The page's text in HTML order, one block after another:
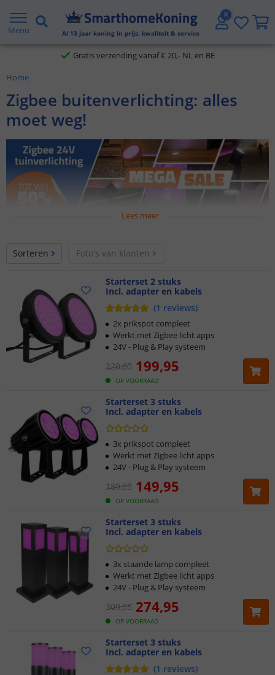
Menu Al 13 jaar koning in prijs, kwaliteit & service
2 jaar garantie
Gratis verzending vanaf € 20,- NL en BE
morgen in huis
Home
Zigbee buitenverlichting: alles
moet weg!
. Koppel lampen eenvoudig aan elkaar, bedien
alles overzichtelijk via uw smartphone, stel scènes in voor elk
tot wel 50%!
Volledig Zigbee geïntegreerd: elk apparaat versterkt het
signaal voor extra bereik en betrouwbaarheid, zonder
afhankelijk te zijn van wifi.
•Bedien alles in één app : werkt met bekende platforms zoals
Tuya, Smart Life
en IKEA, én met honderden Zigbee-apparaten.
Slimme scènes & automatiseringen: stel routines in voor
: snel te installeren zonder technische kennis
Profiteer nu van kortingentot wel 50%
actievoorraad!Let op:Om deze verlichting aan te sturen is
een Zigbee hub vereist. Wees er snel bij, deze actie geldt
met 17 mei
Lees meer
Sorteren Foto's van klanten
Starterset 2 stuks
Incl. adapter en kabels
(1 reviews)
OP VOORRAAD
220,60 199,95
2x prikspot compleet
Werkt met Zigbee licht apps
24V - Plug & Play systeem
Starterset 3 stuks
Incl. adapter en kabels
OP VOORRAAD
189,55 149,95
3x prikspot compleet
Werkt met Zigbee licht apps
24V - Plug & Play systeem
Starterset 3 stuks
Incl. adapter en kabels
OP VOORRAAD
309,55 274,95
3x staande lamp compleet
Werkt met Zigbee licht apps
24V - Plug & Play systeem
Starterset 3 stuks
Incl. adapter en kabels
(1 reviews)